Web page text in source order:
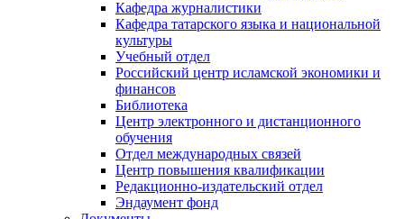
Кафедра журналистики
Кафедра татарского языка и национальной
культуры
Учебный отдел
Российский центр исламской экономики и
финансов
Библиотека
Центр электронного и дистанционного
обучения
Отдел международных связей
Центр повышения квалификации
Редакционно-издательский отдел
Эндаумент фонд